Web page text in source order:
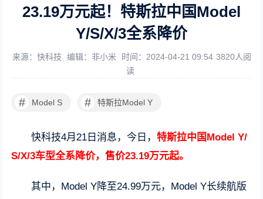
23.19万元起！特斯拉中国Model
Y/S/X/3全系降价
来源：快科技 编辑：非小米 时间：2024-04-21 09:54 3820人阅
读
# Model S # 特斯拉Model Y
快科技4月21日消息，今日，特斯拉中国Model Y/
S/X/3车型全系降价，售价23.19万元起。
其中，Model Y降至24.99万元，Model Y长续航版